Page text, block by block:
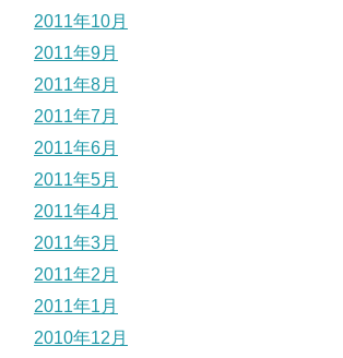
2011年10月
2011年9月
2011年8月
2011年7月
2011年6月
2011年5月
2011年4月
2011年3月
2011年2月
2011年1月
2010年12月